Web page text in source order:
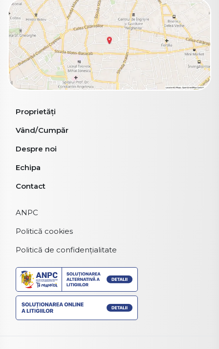
Proprietăți
Vând/Cumpăr
Despre noi
Echipa
Contact
ANPC
Politică cookies
Politică de confidențialitate